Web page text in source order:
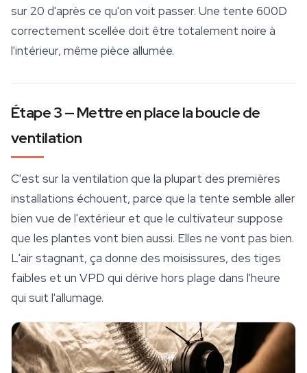
sur 20 d'après ce qu'on voit passer. Une tente 600D
correctement scellée doit être totalement noire à
l'intérieur, même pièce allumée.
Étape 3 — Mettre en place la boucle de
ventilation
C'est sur la ventilation que la plupart des premières
installations échouent, parce que la tente semble aller
bien vue de l'extérieur et que le cultivateur suppose
que les plantes vont bien aussi. Elles ne vont pas bien.
L'air stagnant, ça donne des moisissures, des tiges
faibles et un VPD qui dérive hors plage dans l'heure
qui suit l'allumage.